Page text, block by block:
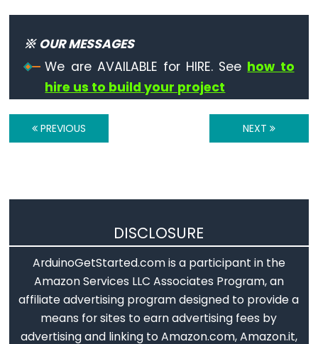
digitalRead()
digitalWrite()
pinMode()
analogReference()
analogWrite()
Advanced
IO
※ OUR MESSAGES
We are AVAILABLE for HIRE. See how to
hire us to build your project
PREVIOUS NEXT
DISCLOSURE
ArduinoGetStarted.com is a participant in the
Amazon Services LLC Associates Program, an
affiliate advertising program designed to provide a
means for sites to earn advertising fees by
advertising and linking to Amazon.com, Amazon.it,